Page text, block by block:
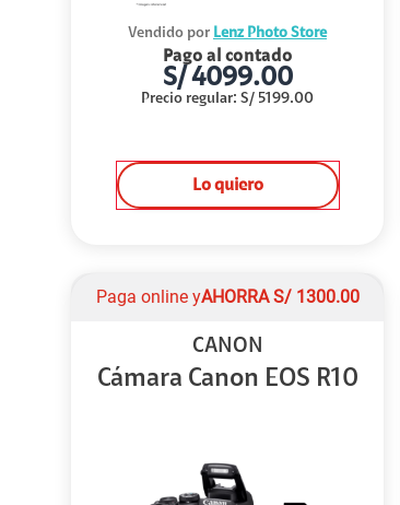
Vendido por Lenz Photo Store
Pago al contado
S/4099.00
Precio regular: S/ 5199.00
Lo quiero
Paga online yAHORRA S/ 1300.00
CANON
Cámara Canon EOS R10